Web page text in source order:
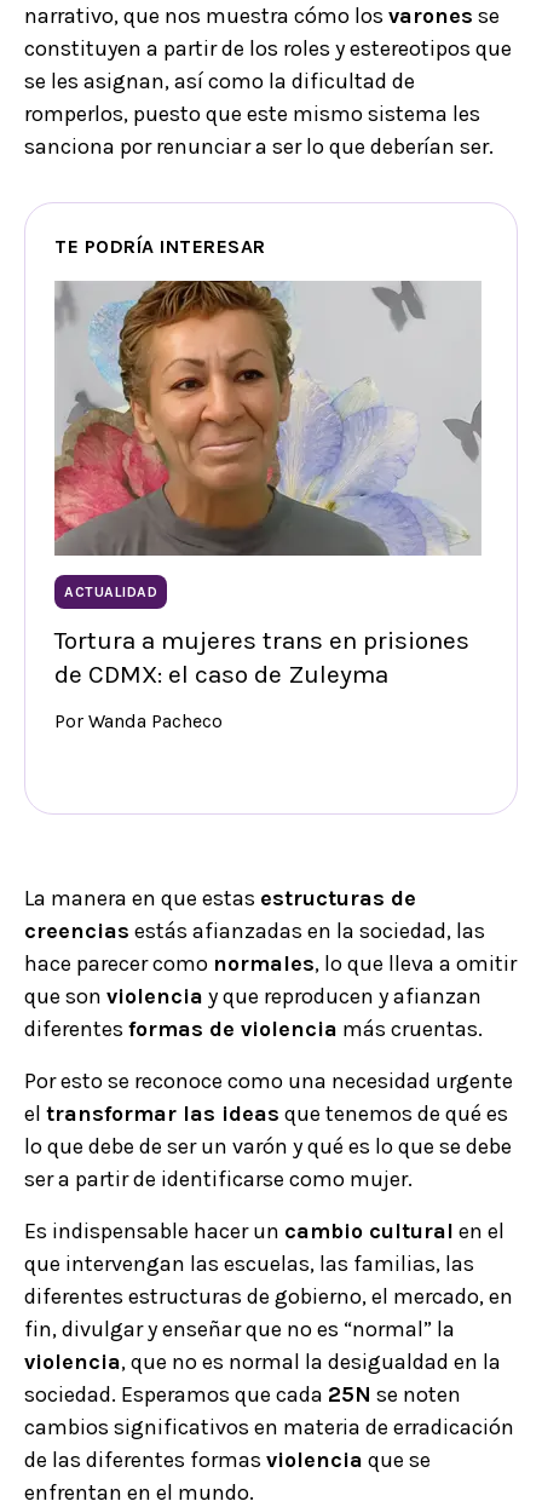
narrativo, que nos muestra cómo los varones se
constituyen a partir de los roles y estereotipos que
se les asignan, así como la dificultad de
romperlos, puesto que este mismo sistema les
sanciona por renunciar a ser lo que deberían ser.
TE PODRÍA INTERESAR
ACTUALIDAD
Tortura a mujeres trans en prisiones
de CDMX: el caso de Zuleyma
Por Wanda Pacheco
La manera en que estas estructuras de
creencias estás afianzadas en la sociedad, las
hace parecer como normales, lo que lleva a omitir
que son violencia y que reproducen y afianzan
diferentes formas de violencia más cruentas.
Por esto se reconoce como una necesidad urgente
el transformar las ideas que tenemos de qué es
lo que debe de ser un varón y qué es lo que se debe
ser a partir de identificarse como mujer.
Es indispensable hacer un cambio cultural en el
que intervengan las escuelas, las familias, las
diferentes estructuras de gobierno, el mercado, en
fin, divulgar y enseñar que no es “normal” la
violencia, que no es normal la desigualdad en la
sociedad. Esperamos que cada 25N se noten
cambios significativos en materia de erradicación
de las diferentes formas violencia que se
enfrentan en el mundo.